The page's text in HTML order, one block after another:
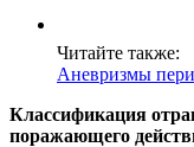
Читайте также:
Аневризмы
Классификация
поражающего